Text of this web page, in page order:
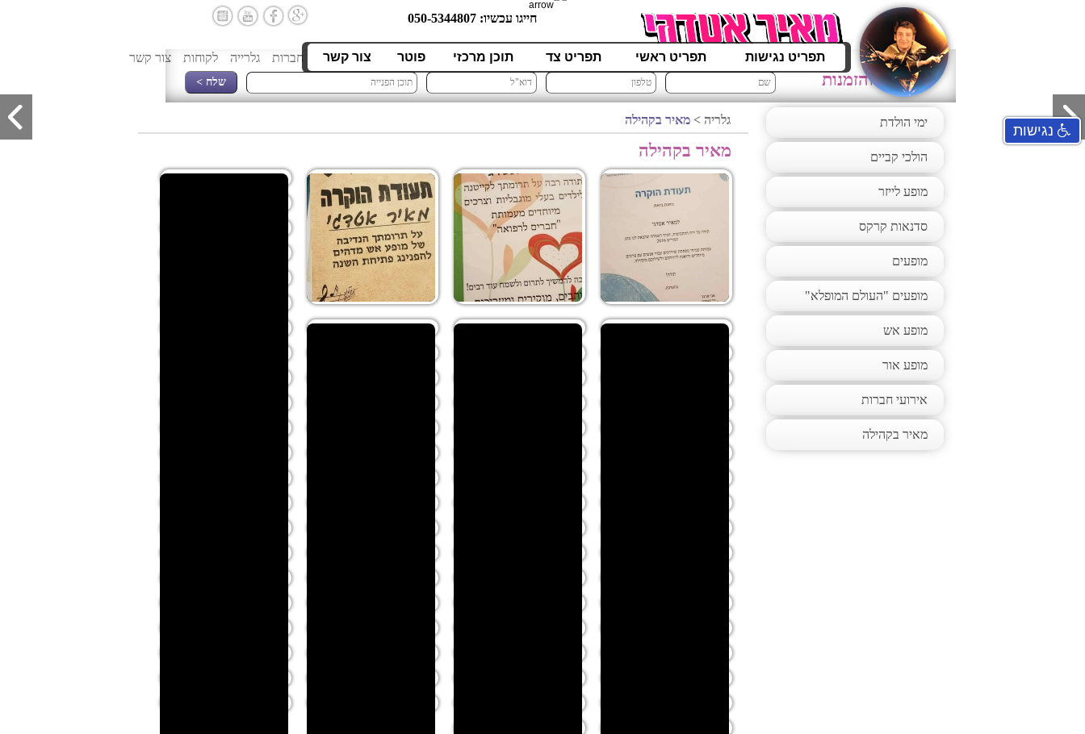
חייגו עכשיו: 050-5344807
דף הבית אודות ימי הולדת בת/בר מצווה אירועי חברות גלרייה לקוחות צור קשר
לפרטים והזמנות
גלריה > מאיר בקהילה
מאיר בקהילה
ימי הולדת
הולכי קביים
מופע לייזר
סדנאות קרקס
מופעים
מופעים "העולם המופלא"
מופע אש
מופע אור
אירועי חברות
מאיר בקהילה
תפריט נגישות תפריט ראשי תפריט צד תוכן מרכזי פוטר צור קשר
נגישות